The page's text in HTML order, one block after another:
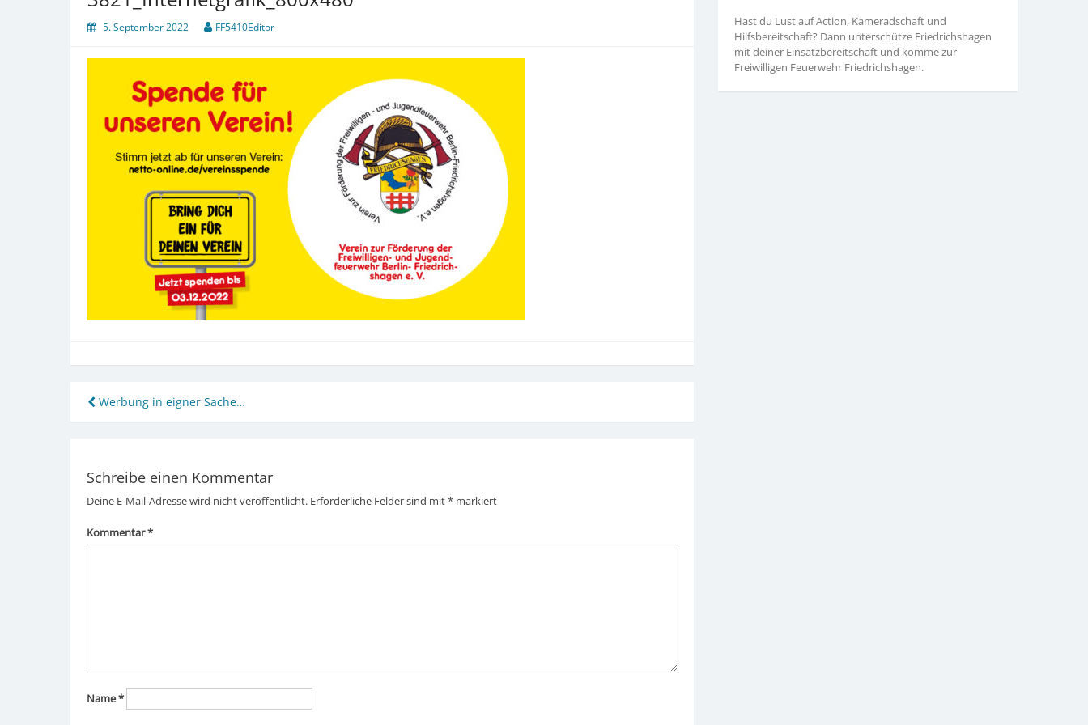
5. September 2022 FF5410Editor
Beitragsnavigation
Werbung in eigner Sache…
Schreibe einen Kommentar
Deine E-Mail-Adresse wird nicht veröffentlicht. Erforderliche Felder sind mit*markiert
Kommentar*
Name*
Hast du Lust auf Action, Kameradschaft und
Hilfsbereitschaft? Dann unterschütze Friedrichshagen
mit deiner Einsatzbereitschaft und komme zur
Freiwilligen Feuerwehr Friedrichshagen.